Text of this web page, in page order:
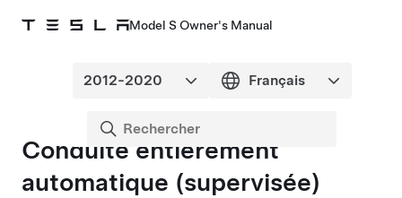
Model S Owner's Manual
Conduite entièrement
automatique (supervisée)